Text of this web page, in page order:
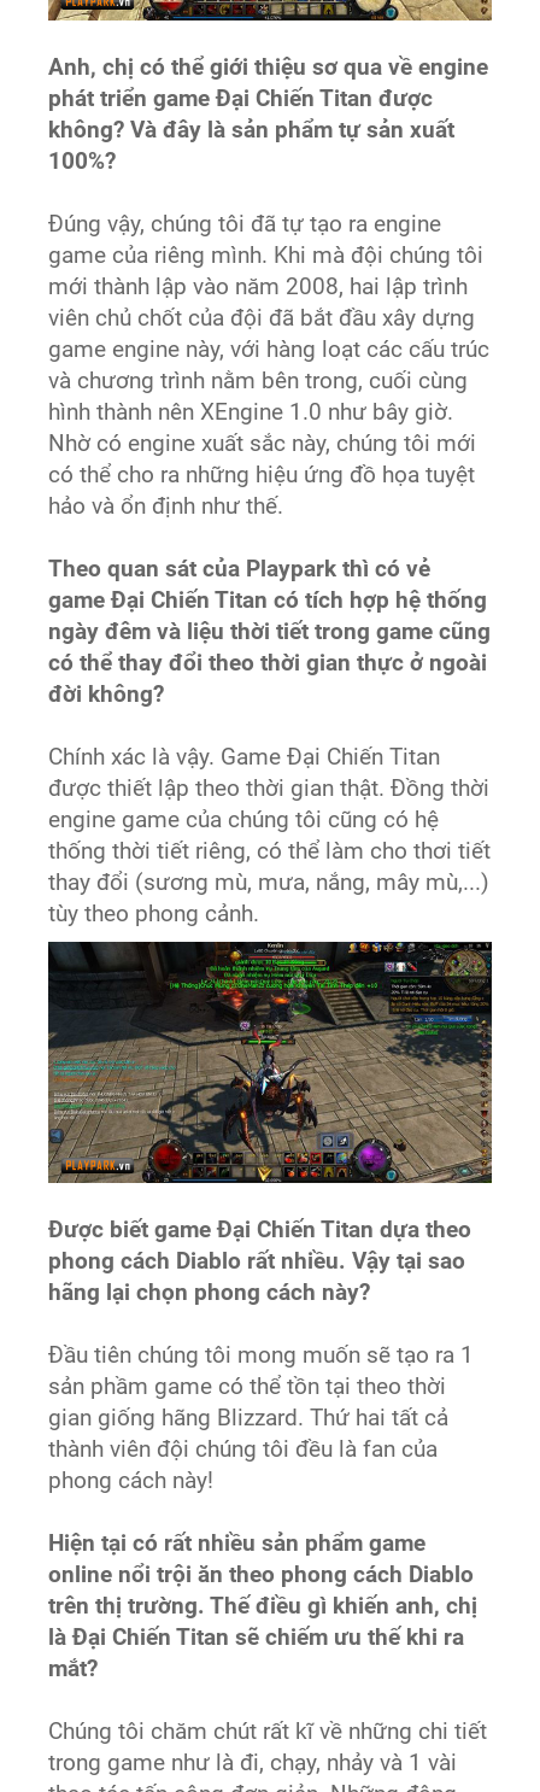
Anh, chị có thể giới thiệu sơ qua về engine
phát triển game Đại Chiến Titan được
không? Và đây là sản phẩm tự sản xuất
100%?
Đúng vậy, chúng tôi đã tự tạo ra engine
game của riêng mình. Khi mà đội chúng tôi
mới thành lập vào năm 2008, hai lập trình
viên chủ chốt của đội đã bắt đầu xây dựng
game engine này, với hàng loạt các cấu trúc
và chương trình nằm bên trong, cuối cùng
hình thành nên XEngine 1.0 như bây giờ.
Nhờ có engine xuất sắc này, chúng tôi mới
có thể cho ra những hiệu ứng đồ họa tuyệt
hảo và ổn định như thế.
Theo quan sát của Playpark thì có vẻ
game Đại Chiến Titan có tích hợp hệ thống
ngày đêm và liệu thời tiết trong game cũng
có thể thay đổi theo thời gian thực ở ngoài
đời không?
Chính xác là vậy. Game Đại Chiến Titan
được thiết lập theo thời gian thật. Đồng thời
engine game của chúng tôi cũng có hệ
thống thời tiết riêng, có thể làm cho thơi tiết
thay đổi (sương mù, mưa, nắng, mây mù,...)
tùy theo phong cảnh.
Được biết game Đại Chiến Titan dựa theo
phong cách Diablo rất nhiều. Vậy tại sao
hãng lại chọn phong cách này?
Đầu tiên chúng tôi mong muốn sẽ tạo ra 1
sản phầm game có thể tồn tại theo thời
gian giống hãng Blizzard. Thứ hai tất cả
thành viên đội chúng tôi đều là fan của
phong cách này!
Hiện tại có rất nhiều sản phẩm game
online nổi trội ăn theo phong cách Diablo
trên thị trường. Thế điều gì khiến anh, chị
là Đại Chiến Titan sẽ chiếm ưu thế khi ra
mắt?
Chúng tôi chăm chút rất kĩ về những chi tiết
trong game như là đi, chạy, nhảy và 1 vài